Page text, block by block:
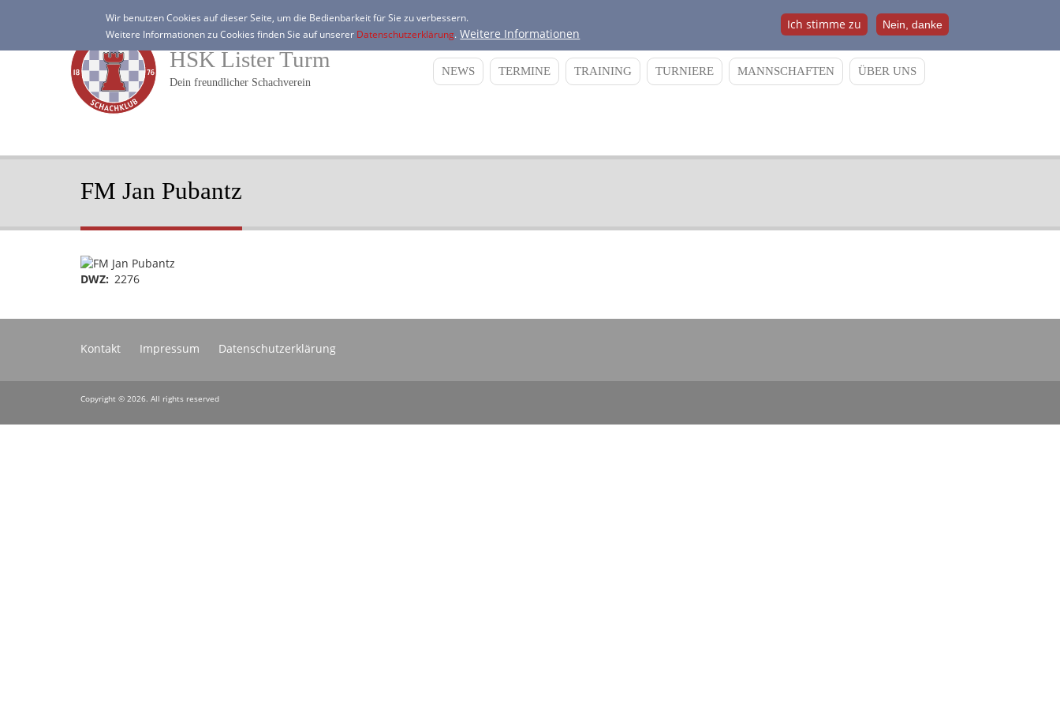
Wir benutzen Cookies auf dieser Seite, um die Bedienbarkeit für Sie zu verbessern.
Weitere Informationen zu Cookies finden Sie auf unserer Datenschutzerklärung. Weitere Informationen
Ich stimme zu Nein, danke
HSK Lister Turm
Dein freundlicher Schachverein
Main
NEWS TERMINE TRAINING TURNIERE MANNSCHAFTEN ÜBER UNS
FM Jan Pubantz
Portraitbild
DWZ 2276
Footer
Kontakt Impressum Datenschutzerklärung
Copyright © 2026. All rights reserved